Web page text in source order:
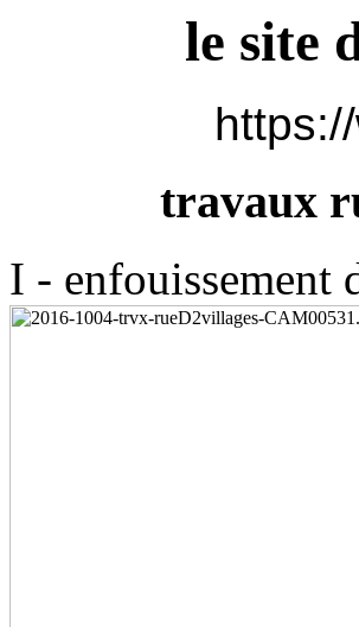
le site
travaux
I - enfouissement